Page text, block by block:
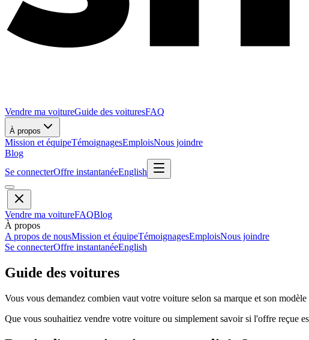
Vendre ma voitureGuide des voituresFAQ
À propos
Mission et équipeTémoignagesEmploisNous joindre
Blog
Se connecterOffre instantanéeEnglish
Vendre ma voitureFAQBlog
À propos
A propos de nousMission et équipeTémoignagesEmploisNous joindre
Se connecterOffre instantanéeEnglish
Guide des voitures
Vous vous demandez combien vaut votre voiture selon sa marque et son
Que vous souhaitiez vendre votre voiture ou simplement savoir si l'offre reçue